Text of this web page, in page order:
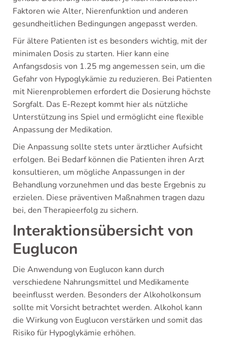
Faktoren wie Alter, Nierenfunktion und anderen
gesundheitlichen Bedingungen angepasst werden.
Für ältere Patienten ist es besonders wichtig, mit der
minimalen Dosis zu starten. Hier kann eine
Anfangsdosis von 1.25 mg angemessen sein, um die
Gefahr von Hypoglykämie zu reduzieren. Bei Patienten
mit Nierenproblemen erfordert die Dosierung höchste
Sorgfalt. Das E-Rezept kommt hier als nützliche
Unterstützung ins Spiel und ermöglicht eine flexible
Anpassung der Medikation.
Die Anpassung sollte stets unter ärztlicher Aufsicht
erfolgen. Bei Bedarf können die Patienten ihren Arzt
konsultieren, um mögliche Anpassungen in der
Behandlung vorzunehmen und das beste Ergebnis zu
erzielen. Diese präventiven Maßnahmen tragen dazu
bei, den Therapieerfolg zu sichern.
Interaktionsübersicht von
Euglucon
Die Anwendung von Euglucon kann durch
verschiedene Nahrungsmittel und Medikamente
beeinflusst werden. Besonders der Alkoholkonsum
sollte mit Vorsicht betrachtet werden. Alkohol kann
die Wirkung von Euglucon verstärken und somit das
Risiko für Hypoglykämie erhöhen.